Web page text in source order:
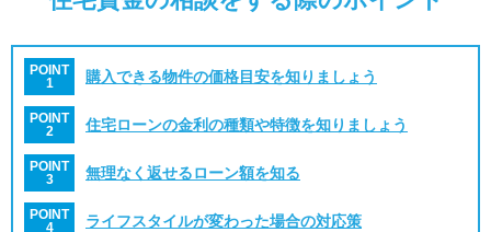
POINT
1
購入できる物件の価格目安を知りましょう
POINT
2
住宅ローンの金利の種類や特徴を知りましょう
POINT
3
無理なく返せるローン額を知る
POINT
4
ライフスタイルが変わった場合の対応策